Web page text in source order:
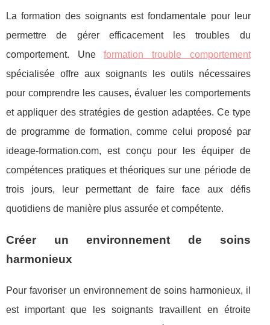
La formation des soignants est fondamentale pour leur
permettre de gérer efficacement les troubles du
comportement. Uneformation trouble comportement
spécialisée offre aux soignants les outils nécessaires
pour comprendre les causes, évaluer les comportements
et appliquer des stratégies de gestion adaptées. Ce type
de programme de formation, comme celui proposé par
ideage-formation.com, est conçu pour les équiper de
compétences pratiques et théoriques sur une période de
trois jours, leur permettant de faire face aux défis
quotidiens de manière plus assurée et compétente.
Créer un environnement de soins
harmonieux
Pour favoriser un environnement de soins harmonieux, il
est important que les soignants travaillent en étroite